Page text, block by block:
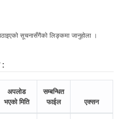
सूचनासँगैको लिङ्कमा जानुहोला ।
:
अपलोड
भएको मिति
सम्बन्धित
फाईल
एक्सन